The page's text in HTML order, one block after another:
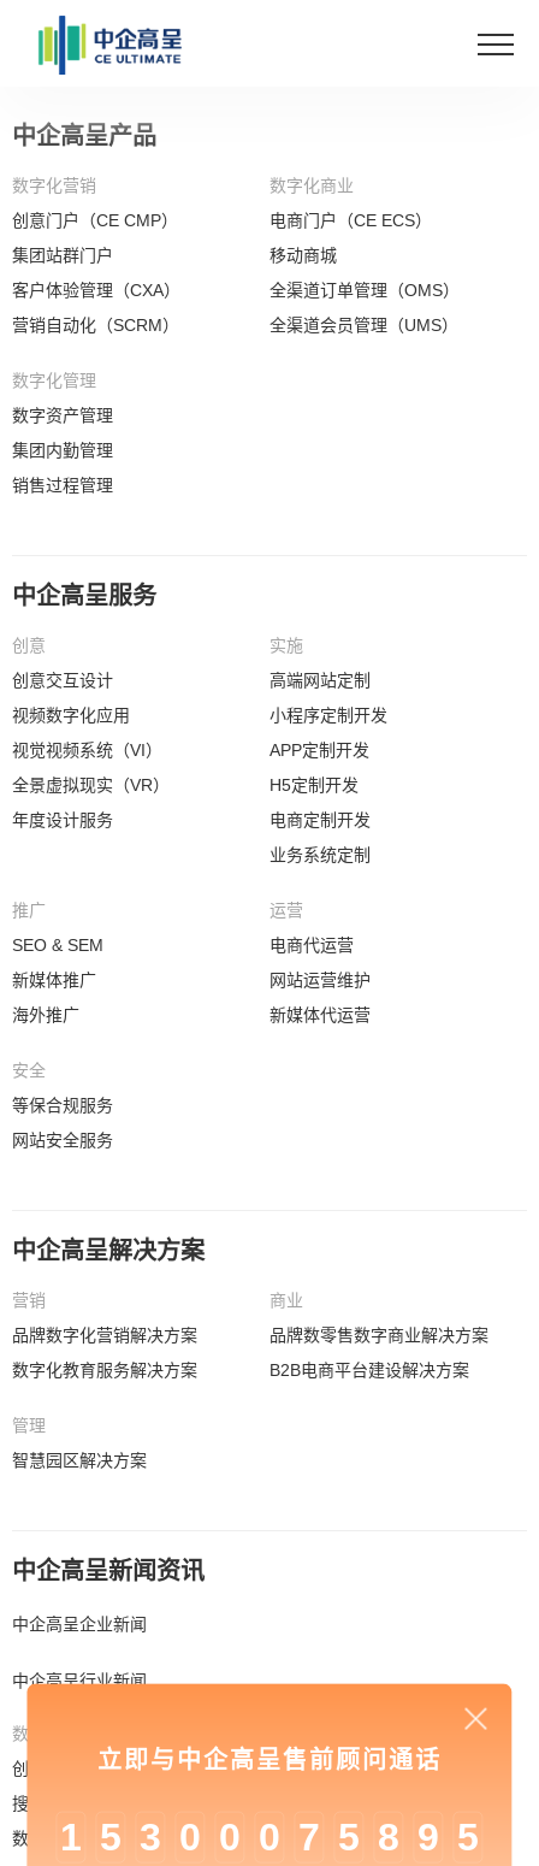
中企高呈产品
数字化营销
创意门户（CE CMP）
集团站群门户
客户体验管理（CXA）
营销自动化（SCRM）
数字化商业
电商门户（CE ECS）
移动商城
全渠道订单管理（OMS）
全渠道会员管理（UMS）
数字化管理
数字资产管理
集团内勤管理
销售过程管理
中企高呈服务
创意
创意交互设计
视频数字化应用
视觉视频系统（VI）
全景虚拟现实（VR）
年度设计服务
实施
高端网站定制
小程序定制开发
APP定制开发
H5定制开发
电商定制开发
业务系统定制
推广
SEO & SEM
新媒体推广
海外推广
运营
电商代运营
网站运营维护
新媒体代运营
安全
等保合规服务
网站安全服务
中企高呈解决方案
营销
品牌数字化营销解决方案
数字化教育服务解决方案
商业
品牌数零售数字商业解决方案
B2B电商平台建设解决方案
管理
智慧园区解决方案
中企高呈新闻资讯
中企高呈企业新闻
中企高呈行业新闻
数字化营销
创意门户
搜索营销
数字营销
电商平台
电商营销
立即与中企高呈售前顾问通话
1 5 3 0 0 0 7 5 8 9 5